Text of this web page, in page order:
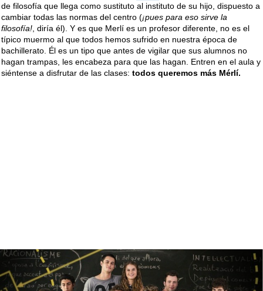
de filosofía que llega como sustituto al instituto de su hijo, dispuesto a
cambiar todas las normas del centro (¡pues para eso sirve la
filosofía! , diría él). Y es que Merlí es un profesor diferente, no es el
típico muermo al que todos hemos sufrido en nuestra época de
bachillerato. Él es un tipo que antes de vigilar que sus alumnos no
hagan trampas, les encabeza para que las hagan. Entren en el aula y
siéntense a disfrutar de las clases: todos queremos más Mérlí.